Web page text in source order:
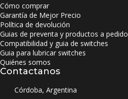
Cómo comprar
Garantía de Mejor Precio
Política de devolución
Guias de preventa y productos a pedido
Compatibilidad y guia de switches
Guia para lubricar switches
Quiénes somos
Contactanos
Córdoba, Argentina